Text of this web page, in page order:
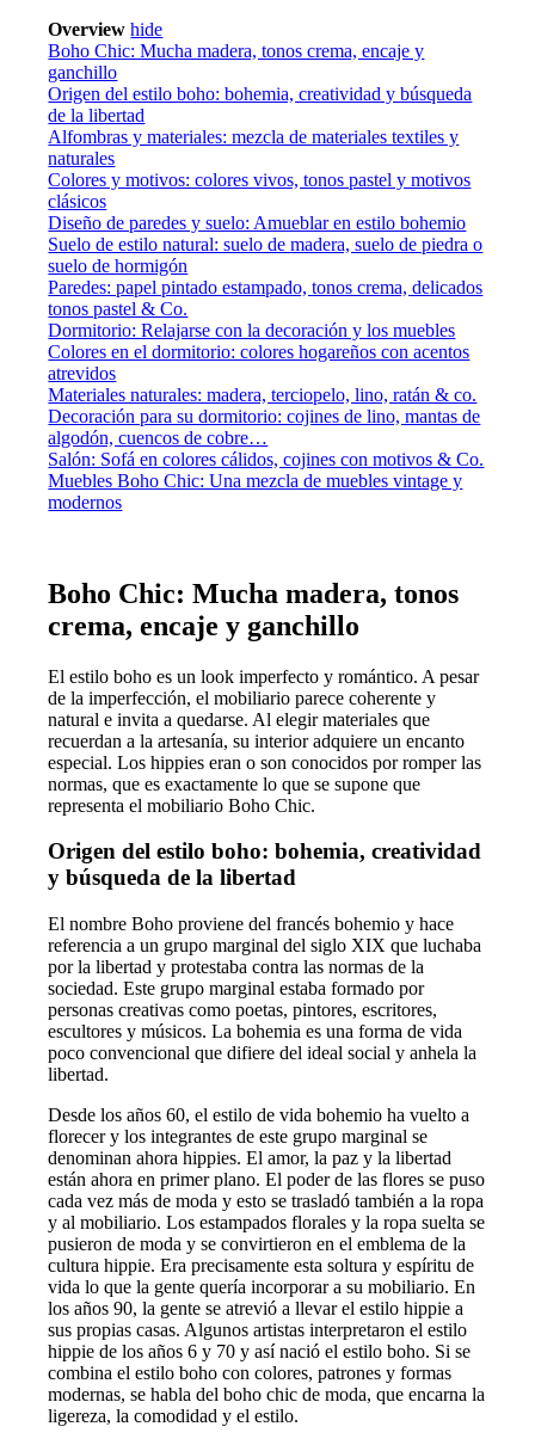
Overview hide
Boho Chic: Mucha madera, tonos crema, encaje y
ganchillo
Origen del estilo boho: bohemia, creatividad y búsqueda
de la libertad
Alfombras y materiales: mezcla de materiales textiles y
naturales
Colores y motivos: colores vivos, tonos pastel y motivos
clásicos
Diseño de paredes y suelo: Amueblar en estilo bohemio
Suelo de estilo natural: suelo de madera, suelo de piedra o
suelo de hormigón
Paredes: papel pintado estampado, tonos crema, delicados
tonos pastel & Co.
Dormitorio: Relajarse con la decoración y los muebles
Colores en el dormitorio: colores hogareños con acentos
atrevidos
Materiales naturales: madera, terciopelo, lino, ratán & co.
Decoración para su dormitorio: cojines de lino, mantas de
algodón, cuencos de cobre…
Salón: Sofá en colores cálidos, cojines con motivos & Co.
Muebles Boho Chic: Una mezcla de muebles vintage y
modernos
Boho Chic: Mucha madera, tonos
crema, encaje y ganchillo
El estilo boho es un look imperfecto y romántico. A pesar
de la imperfección, el mobiliario parece coherente y
natural e invita a quedarse. Al elegir materiales que
recuerdan a la artesanía, su interior adquiere un encanto
especial. Los hippies eran o son conocidos por romper las
normas, que es exactamente lo que se supone que
representa el mobiliario Boho Chic.
Origen del estilo boho: bohemia, creatividad
y búsqueda de la libertad
El nombre Boho proviene del francés bohemio y hace
referencia a un grupo marginal del siglo XIX que luchaba
por la libertad y protestaba contra las normas de la
sociedad. Este grupo marginal estaba formado por
personas creativas como poetas, pintores, escritores,
escultores y músicos. La bohemia es una forma de vida
poco convencional que difiere del ideal social y anhela la
libertad.
Desde los años 60, el estilo de vida bohemio ha vuelto a
florecer y los integrantes de este grupo marginal se
denominan ahora hippies. El amor, la paz y la libertad
están ahora en primer plano. El poder de las flores se puso
cada vez más de moda y esto se trasladó también a la ropa
y al mobiliario. Los estampados florales y la ropa suelta se
pusieron de moda y se convirtieron en el emblema de la
cultura hippie. Era precisamente esta soltura y espíritu de
vida lo que la gente quería incorporar a su mobiliario. En
los años 90, la gente se atrevió a llevar el estilo hippie a
sus propias casas. Algunos artistas interpretaron el estilo
hippie de los años 6 y 70 y así nació el estilo boho. Si se
combina el estilo boho con colores, patrones y formas
modernas, se habla del boho chic de moda, que encarna la
ligereza, la comodidad y el estilo.